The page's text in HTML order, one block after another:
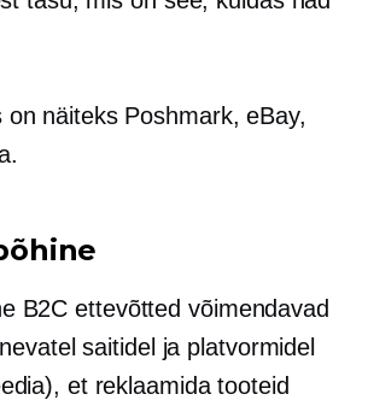
on näiteks Poshmark, eBay,
B2C ettevõtted võimendavad
saitidel ja platvormidel
et reklaamida tooteid